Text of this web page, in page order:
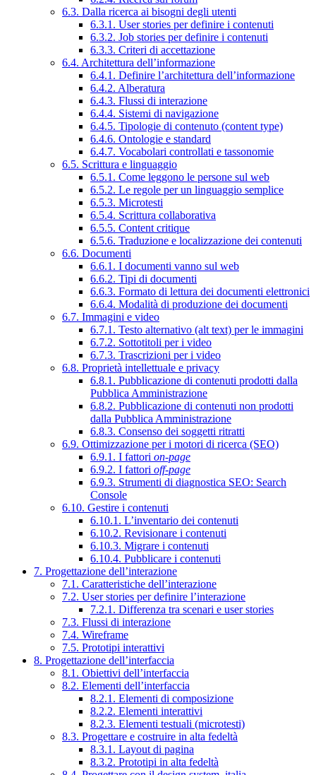
6.3. Dalla ricerca ai bisogni degli utenti
6.3.1. User stories per definire i contenuti
6.3.2. Job stories per definire i contenuti
6.3.3. Criteri di accettazione
6.4. Architettura dell’informazione
6.4.1. Definire l’architettura dell’informazione
6.4.2. Alberatura
6.4.3. Flussi di interazione
6.4.4. Sistemi di navigazione
6.4.5. Tipologie di contenuto (content type)
6.4.6. Ontologie e standard
6.4.7. Vocabolari controllati e tassonomie
6.5. Scrittura e linguaggio
6.5.1. Come leggono le persone sul web
6.5.2. Le regole per un linguaggio semplice
6.5.3. Microtesti
6.5.4. Scrittura collaborativa
6.5.5. Content critique
6.5.6. Traduzione e localizzazione dei contenuti
6.6. Documenti
6.6.1. I documenti vanno sul web
6.6.2. Tipi di documenti
6.6.3. Formato di lettura dei documenti elettronici
6.6.4. Modalità di produzione dei documenti
6.7. Immagini e video
6.7.1. Testo alternativo (alt text) per le immagini
6.7.2. Sottotitoli per i video
6.7.3. Trascrizioni per i video
6.8. Proprietà intellettuale e privacy
6.8.1. Pubblicazione di contenuti prodotti dalla
Pubblica Amministrazione
6.8.2. Pubblicazione di contenuti non prodotti
dalla Pubblica Amministrazione
6.8.3. Consenso dei soggetti ritratti
6.9. Ottimizzazione per i motori di ricerca (SEO)
6.9.1. I fattori on-page
6.9.2. I fattori off-page
6.9.3. Strumenti di diagnostica SEO: Search
Console
6.10. Gestire i contenuti
6.10.1. L’inventario dei contenuti
6.10.2. Revisionare i contenuti
6.10.3. Migrare i contenuti
6.10.4. Pubblicare i contenuti
7. Progettazione dell’interazione
7.1. Caratteristiche dell’interazione
7.2. User stories per definire l’interazione
7.2.1. Differenza tra scenari e user stories
7.3. Flussi di interazione
7.4. Wireframe
7.5. Prototipi interattivi
8. Progettazione dell’interfaccia
8.1. Obiettivi dell’interfaccia
8.2. Elementi dell’interfaccia
8.2.1. Elementi di composizione
8.2.2. Elementi interattivi
8.2.3. Elementi testuali (microtesti)
8.3. Progettare e costruire in alta fedeltà
8.3.1. Layout di pagina
8.3.2. Prototipi in alta fedeltà